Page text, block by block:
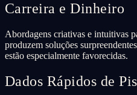
Carreira e Dinheiro
Abordagens criativas e intuitivas
produzem soluções
estão especialmente favorecidas.
Dados Rápidos de